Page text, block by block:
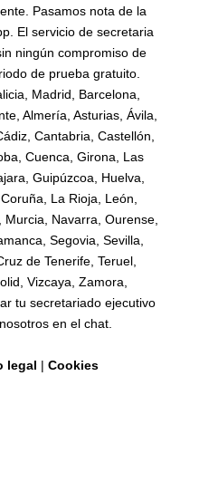
Pasamos nota de la
El servicio de secretaria
ningún compromiso de
de prueba gratuito.
Madrid, Barcelona,
Almería, Asturias, Ávila,
Cantabria, Castellón,
Cuenca, Girona, Las
Guipúzcoa, Huelva,
La Rioja, León,
Navarra, Ourense,
Segovia, Sevilla,
de Tenerife, Teruel,
Vizcaya, Zamora,
tu secretariado ejecutivo
en el chat.
legal |Cookies